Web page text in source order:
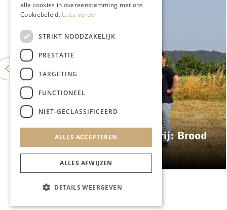
ES&C opent eigen bakkerij: Brood
Atelier
alle cookies in overeenstemming met ons
Cookiebeleid. Lees verder
STRIKT NOODZAKELIJK
PRESTATIE
TARGETING
FUNCTIONEEL
NIET-GECLASSIFICEERD
ALLES ACCEPTEREN
ALLES AFWIJZEN
DETAILS WEERGEVEN